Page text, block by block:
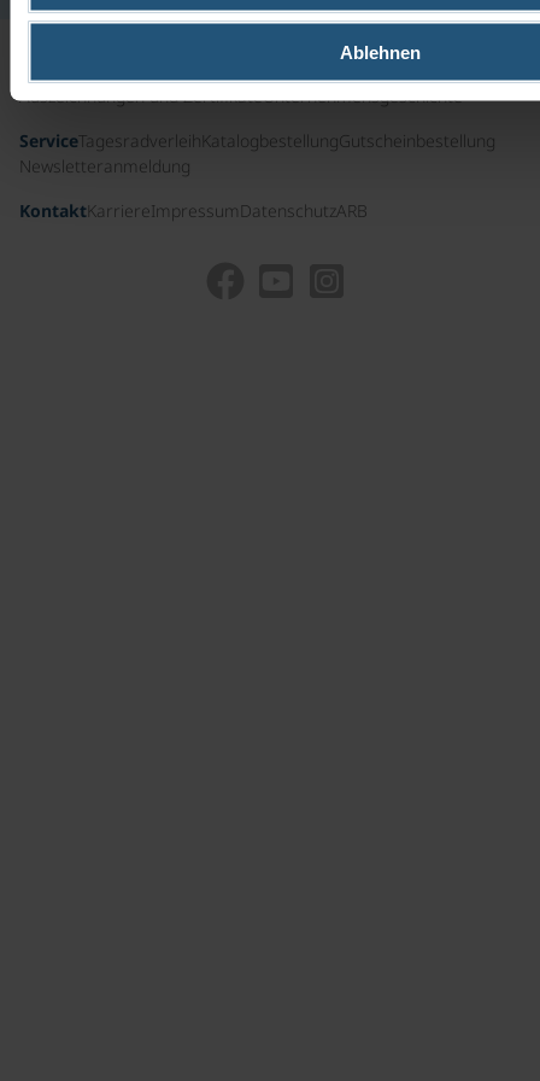
Ablehnen
Auszeichnungen und ZertifikateUnternehmensgeschichte
ServiceTagesradverleih KatalogbestellungGutscheinbestellung
Newsletteranmeldung
KontaktKarriereImpressum DatenschutzARB